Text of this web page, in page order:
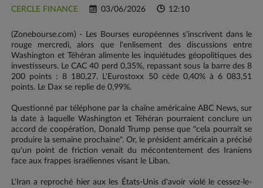
CERCLE FINANCE 03/06/2026 12:10
(Zonebourse.com) - Les Bourses européennes s'inscrivent dans le
rouge mercredi, alors que l'enlisement des discussions entre
Washington et Téhéran alimente les inquiétudes géopolitiques des
investisseurs. Le CAC 40 perd 0,35%, repassant sous la barre des 8
200 points : 8 180,27. L'Eurostoxx 50 cède 0,40% à 6 083,51
points. Le Dax se replie de 0,99%.
Questionné par téléphone par la chaîne américaine ABC News, sur
la date à laquelle Washington et Téhéran pourraient conclure un
accord de coopération, Donald Trump pense que "cela pourrait se
produire la semaine prochaine". Or, le président américain a précisé
qu'un point de friction venait du mécontentement des Iraniens
face aux frappes israéliennes visant le Liban.
L'Iran a reproché hier aux les États-Unis d'avoir violé le cessez-le-